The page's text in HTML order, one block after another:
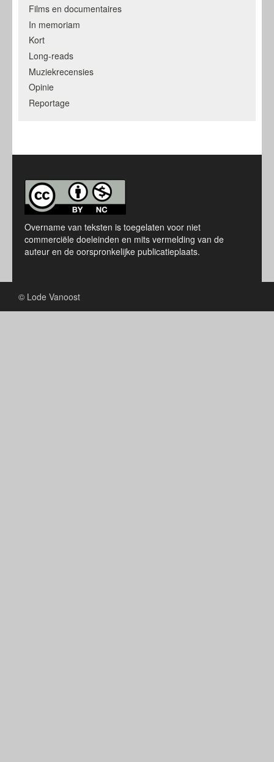
Films en documentaires
In memoriam
Kort
Long-reads
Muziekrecensies
Opinie
Reportage
Overname van teksten is toegelaten voor niet
commerciële doeleinden en mits vermelding van de
auteur en de oorspronkelijke publicatieplaats.
© Lode Vanoost